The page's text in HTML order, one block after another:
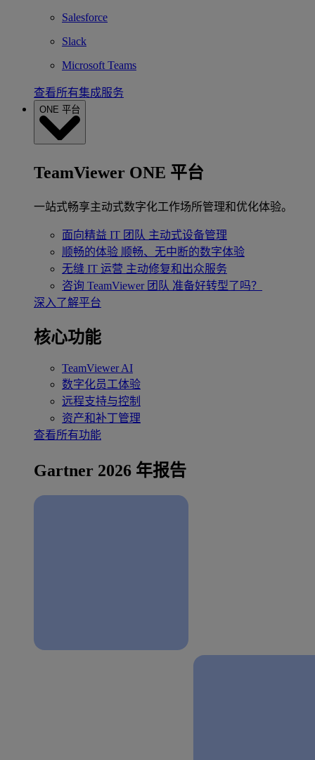
Salesforce
Slack
Microsoft Teams
查看所有集成服务
ONE 平台
TeamViewer ONE 平台
一站式畅享主动式数字化工作场所管理和优化体验。
面向精益 IT 团队 主动式设备管理
顺畅的体验 顺畅、无中断的数字体验
无缝 IT 运营 主动修复和出众服务
咨询 TeamViewer 团队 准备好转型了吗？
深入了解平台
核心功能
TeamViewer AI
数字化员工体验
远程支持与控制
资产和补丁管理
查看所有功能
Gartner 2026 年报告